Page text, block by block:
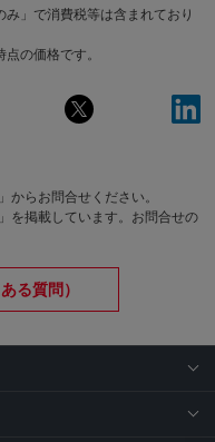
」で消費税等は含まれており
の価格です。
」からお問合せください。
を掲載しています。お問合せの
る質問）